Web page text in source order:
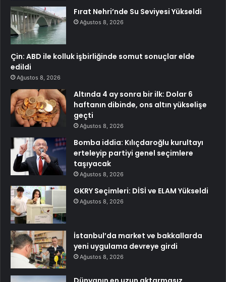
Fırat Nehri’nde Su Seviyesi Yükseldi
Ağustos 8, 2026
Çin: ABD ile kolluk işbirliğinde somut sonuçlar elde
edildi
Ağustos 8, 2026
Altında 4 ay sonra bir ilk: Dolar 6
haftanın dibinde, ons altın yükselişe
geçti
Ağustos 8, 2026
Bomba iddia: Kılıçdaroğlu kurultayı
erteleyip partiyi genel seçimlere
taşıyacak
Ağustos 8, 2026
GKRY Seçimleri: DİSİ ve ELAM Yükseldi
Ağustos 8, 2026
İstanbul’da market ve bakkallarda
yeni uygulama devreye girdi
Ağustos 8, 2026